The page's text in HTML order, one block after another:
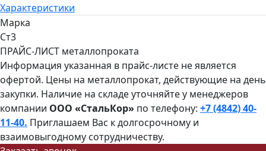
Характеристики
Марка
Ст3
ПРАЙС-ЛИСТ металлопроката
Информация указанная в прайс-листе не является
офертой. Цены на металлопрокат, действующие на день
закупки. Наличие на складе уточняйте у менеджеров
компании ООО «СтальКор» по телефону: +7 (4842) 40-
11-40. Приглашаем Вас к долгосрочному и
взаимовыгодному сотрудничеству.